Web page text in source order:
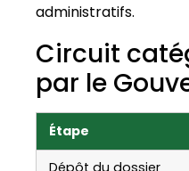
administratifs.
Circuit
par le
Étape